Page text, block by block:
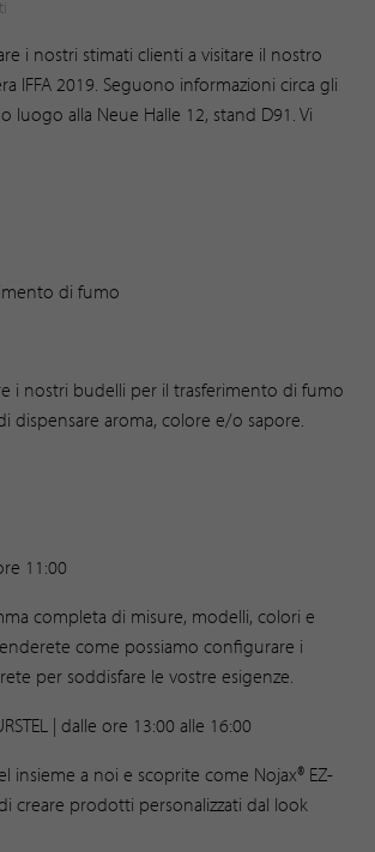
i nostri stimati clienti a visitare il nostro
IFFA 2019. Seguono informazioni circa gli
luogo alla Neue Halle 12, stand D91. Vi
di fumo
i nostri budelli per il trasferimento di fumo
dispensare aroma, colore e/o sapore.
11:00
completa di misure, modelli, colori e
come possiamo configurare i
per soddisfare le vostre esigenze.
| dalle ore 13:00 alle 16:00
insieme a noi e scoprite come Nojax® EZ-
creare prodotti personalizzati dal look